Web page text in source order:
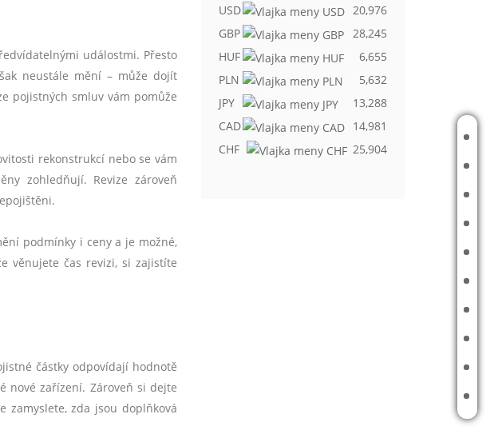
událostmi. Přesto
neustále mění – může dojít
pojistných smluv vám pomůže
rekonstrukcí nebo se vám
zohledňují. Revize zároveň
podmínky i ceny a je možné,
věnujete čas revizi, si zajistíte
částky odpovídají hodnotě
nové zařízení. Zároveň si dejte
zamyslete, zda jsou doplňková
USD
20,976
GBP
28,245
HUF
6,655
PLN
5,632
JPY
13,288
CAD
14,981
CHF
25,904